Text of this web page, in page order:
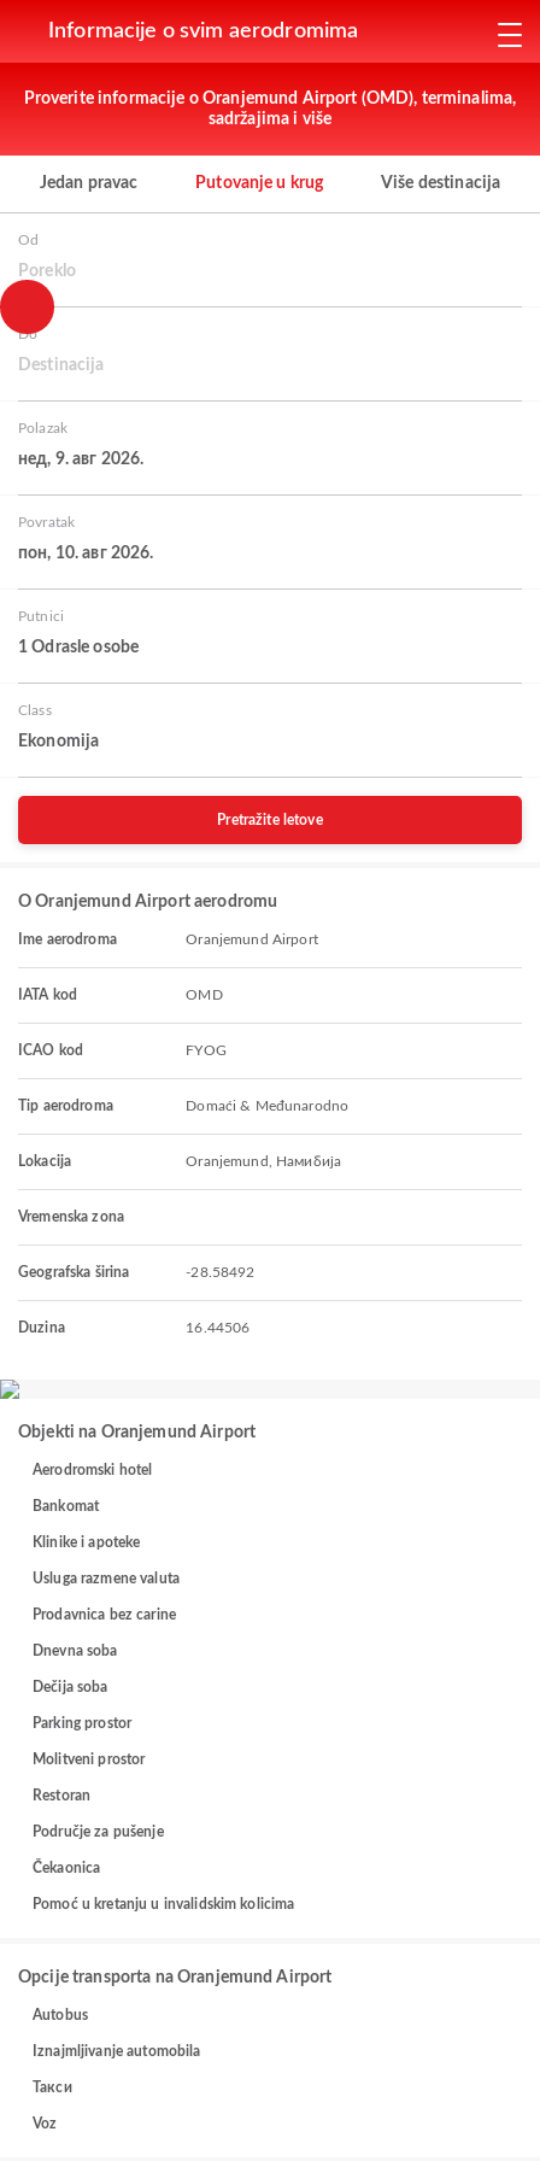
Informacije o svim aerodromima
Proverite informacije o Oranjemund Airport (OMD), terminalima,
sadržajima i više
Jedan pravac Putovanje u krug Više destinacija
Od
Poreklo
Do
Destinacija
Polazak
нед, 9. авг 2026.
Povratak
пон, 10. авг 2026.
Putnici
1 Odrasle osobe
Class
Ekonomija
Pretražite letove
O Oranjemund Airport aerodromu
Ime aerodroma Oranjemund Airport
IATA kod OMD
ICAO kod FYOG
Tip aerodroma Domaći & Međunarodno
Lokacija Oranjemund, Намибија
Vremenska zona
Geografska širina -28.58492
Duzina 16.44506
Objekti na Oranjemund Airport
Aerodromski hotel
Bankomat
Klinike i apoteke
Usluga razmene valuta
Prodavnica bez carine
Dnevna soba
Dečija soba
Parking prostor
Molitveni prostor
Restoran
Područje za pušenje
Čekaonica
Pomoć u kretanju u invalidskim kolicima
Opcije transporta na Oranjemund Airport
Autobus
Iznajmljivanje automobila
Такси
Voz